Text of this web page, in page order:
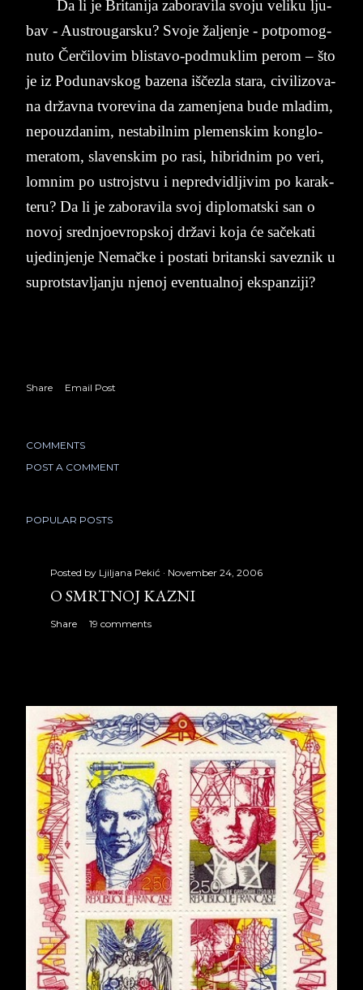
Da li je Bri­ta­ni­ja za­bo­ra­vi­la svo­ju ve­li­ku lju­
bav - Au­stro­u­gar­sku? Svo­je žal­jen­je - pot­po­mog­
nu­to Čerčilovim bl­i­sta­vo-pod­mu­klim pe­rom – što
­je­ iz Po­du­nav­skog ba­ze­na iščezla sta­ra, ci­vili­zo­va­
na državna tvo­revina da za­men­je­na bude mla­dim,
ne­po­u­zda­nim, ne­sta­bil­nim ple­menskim kon­glo­
me­ra­tom, sla­ven­skim po ­ra­si, hi­brid­nim po­ ve­ri,
lom­nim po ustroj­stvu i ne­pred­vi­dlji­vim po ka­rak­
te­ru? Da li je za­bo­ra­vi­la svoj di­plomat­ski san o
no­voj sred­njo­e­vrop­skoj državi koja će sačeka­ti
uje­din­jenje Ne­ma­čke i po­sta­ti bri­tan­ski sa­ve­znik u
su­prot­stav­ljan­ju nje­noj even­tu­alnoj eks­pan­zi­ji?
Share Email Post
COMMENTS
POST A COMMENT
POPULAR POSTS
Posted by Ljiljana Pekić November 24, 2006
O SMRTNOJ KAZNI
Share 19 comments